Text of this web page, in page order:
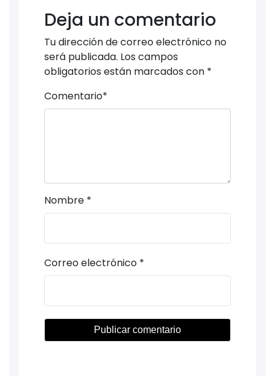
Deja un comentario
Tu dirección de correo electrónico no
será publicada. Los campos
obligatorios están marcados con *
Comentario*
Nombre *
Correo electrónico *